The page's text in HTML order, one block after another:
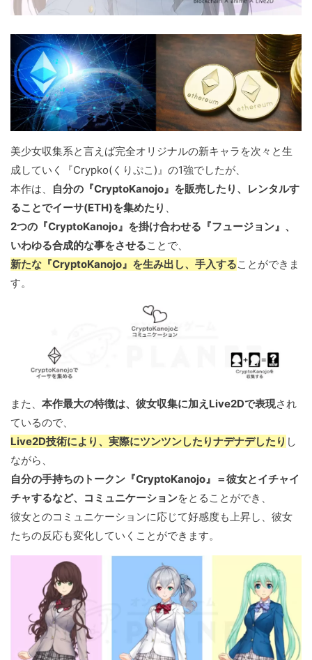
美少女収集系と言えば完全オリジナルの新キャラを次々と生
成していく『Crypko(くりぷこ)』の1強でしたが、
本作は、
自分の『CryptoKanojo』を販売したり、レンタルす
ることでイーサ(ETH)を集めたり 、
2つの『CryptoKanojo』を掛け合わせる『フュージョン』、
いわゆる合成的な事をさせることで、
新たな『CryptoKanojo』を生み出し、手入することができま
す。
また、 本作最大の特徴は、彼女収集に加えLive2Dで表現され
ているので、
Live2D技術により、実際にツンツンしたりナデナデしたり し
ながら、
自分の手持ちのトークン『CryptoKanojo』＝彼女とイチャイ
チャするなど、コミュニケーションをとることができ、
彼女とのコミュニケーションに応じて好感度も上昇し、彼女
たちの反応も変化していくことができます。